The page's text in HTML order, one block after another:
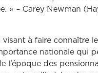
» – Carey Newman
à faire connaître
nationale qui
l’époque des